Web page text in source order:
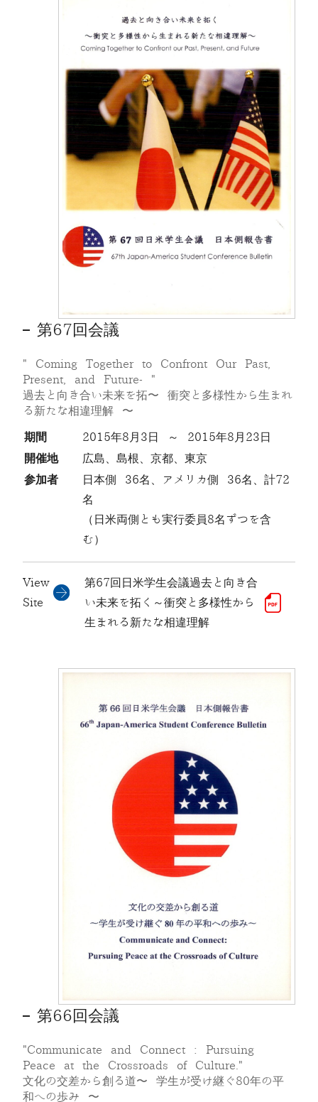
第67回会議
" Coming Together to Confront Our Past,
Present, and Future- "
過去と向き合い未来を拓〜 衝突と多様性から生まれ
る新たな相違理解 〜
期間
2015年8月3日 ～ 2015年8月23日
開催地
広島、島根、京都、東京
参加者
日本側 36名、アメリカ側 36名、計72
名
（日米両側とも実行委員8名ずつを含
む）
View
Site
第67回日米学生会議過去と向き合
い未来を拓く～衝突と多様性から
生まれる新たな相違理解
第66回会議
"Communicate and Connect : Pursuing
Peace at the Crossroads of Culture."
文化の交差から創る道〜 学生が受け継ぐ80年の平
和への歩み 〜